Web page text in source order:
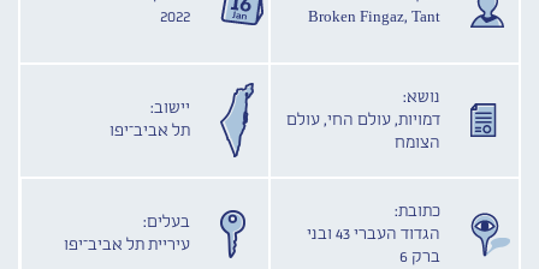
Broken Fingaz, Tant
2022
נושא:
דמויות, עולם החי, עולם
הצומח
יישוב:
תל אביב־יפו
כתובת:
הגדוד העברי 43 ובני
ברק 6
בעלים:
עיריית תל אביב־יפו